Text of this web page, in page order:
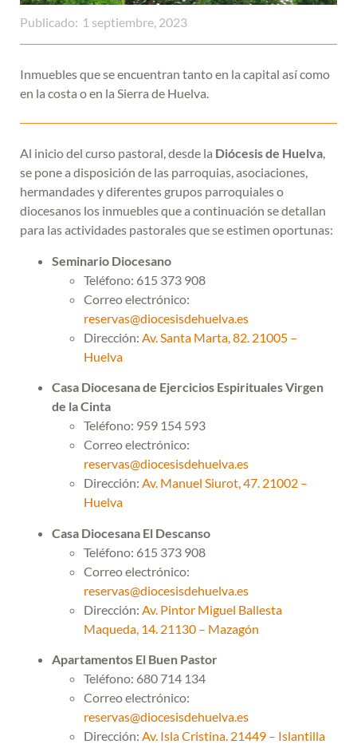
Publicado: 1 septiembre, 2023
Inmuebles que se encuentran tanto en la capital así como
en la costa o en la Sierra de Huelva.
Al inicio del curso pastoral, desde la Diócesis de Huelva,
se pone a disposición de las parroquias, asociaciones,
hermandades y diferentes grupos parroquiales o
diocesanos los inmuebles que a continuación se detallan
para las actividades pastorales que se estimen oportunas:
Seminario Diocesano
Teléfono: 615 373 908
Correo electrónico:
reservas@diocesisdehuelva.es
Dirección: Av. Santa Marta, 82. 21005 –
Huelva
Casa Diocesana de Ejercicios Espirituales Virgen
de la Cinta
Teléfono: 959 154 593
Correo electrónico:
reservas@diocesisdehuelva.es
Dirección: Av. Manuel Siurot, 47. 21002 –
Huelva
Casa Diocesana El Descanso
Teléfono: 615 373 908
Correo electrónico:
reservas@diocesisdehuelva.es
Dirección: Av. Pintor Miguel Ballesta
Maqueda, 14. 21130 – Mazagón
Apartamentos El Buen Pastor
Teléfono: 680 714 134
Correo electrónico:
reservas@diocesisdehuelva.es
Dirección: Av. Isla Cristina. 21449 – Islantilla